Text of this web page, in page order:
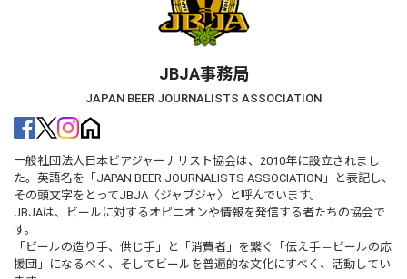
JBJA事務局
JAPAN BEER JOURNALISTS ASSOCIATION
一般社団法人日本ビアジャーナリスト協会は、2010年に設立されまし
た。英語名を「JAPAN BEER JOURNALISTS ASSOCIATION」と表記し、
その頭文字をとってJBJA〈ジャブジャ〉と呼んでいます。
JBJAは、ビールに対するオピニオンや情報を発信する者たちの協会で
す。
「ビールの造り手、供じ手」と「消費者」を繋ぐ「伝え手＝ビールの応
援団」になるべく、そしてビールを普遍的な文化にすべく、活動してい